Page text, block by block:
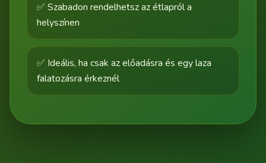
✅ Szabadon rendelhetsz az étlapról a
helyszínen
✅ Ideális, ha csak az előadásra és egy laza
falatozásra érkeznél